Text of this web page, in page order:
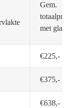
Gem.
totaalprijs
met
€225,-
€375,-
€638,-